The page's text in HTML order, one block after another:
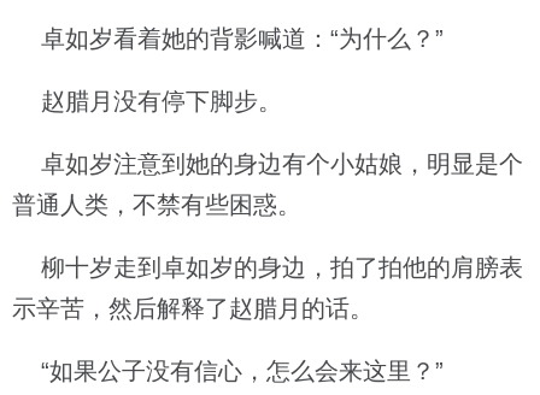
卓如岁看着她的背影喊道：“为什么？”
赵腊月没有停下脚步。
卓如岁注意到她的身边有个小姑娘，明显是个
普通人类，不禁有些困惑。
柳十岁走到卓如岁的身边，拍了拍他的肩膀表
示辛苦，然后解释了赵腊月的话。
“如果公子没有信心，怎么会来这里？”